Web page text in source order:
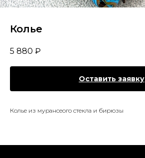
Колье
5 880 ₽
Оставить заявку
Колье из мурансеого стекла и бирюзы